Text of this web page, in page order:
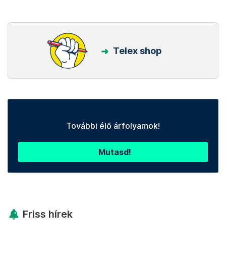
Telex shop
További élő árfolyamok!
Mutasd!
Friss hírek